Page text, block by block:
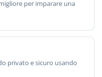
per imparare una
privato e sicuro usando